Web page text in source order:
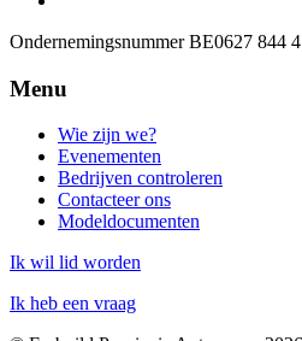
OndernemingsnummerBE0627 844
Menu
Wie zijn we?
Evenementen
Bedrijven controleren
Contacteer ons
Modeldocumenten
Ik wil lid worden
Ik heb een vraag